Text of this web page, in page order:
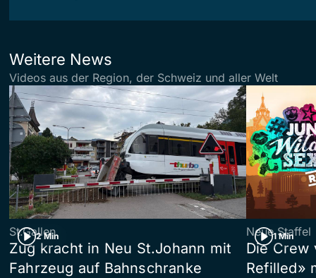
Weitere News
Videos aus der Region, der Schweiz und aller Welt
2 Min
St.Gallen
Zug kracht in Neu St.Johann mit
Fahrzeug auf Bahnschranke
1 Min
Neue Staffel
Die Crew
Refilled»